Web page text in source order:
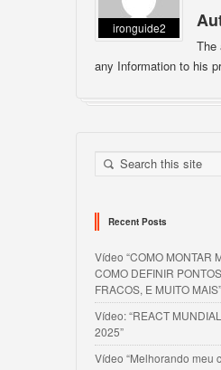
ironguide2
The
any Information to his
Recent Posts
Vídeo “COMO MONTAR
COMO DEFINIR
FRACOS, E MUITO MAIS”
Vídeo: “REACT
2025”
Vídeo “Melhorando meu